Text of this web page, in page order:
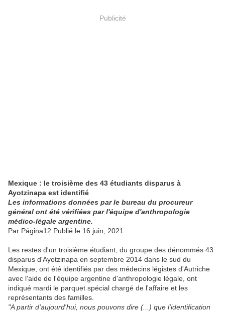
Publicité
Mexique : le troisième des 43 étudiants disparus à
Ayotzinapa est identifié
Les informations données par le bureau du procureur
général ont été vérifiées par l'équipe d'anthropologie
médico-légale argentine.
Par Página12 Publié le 16 juin, 2021
Les restes d'un troisième étudiant, du groupe des dénommés 43
disparus d'Ayotzinapa en septembre 2014 dans le sud du
Mexique, ont été identifiés par des médecins légistes d'Autriche
avec l'aide de l'équipe argentine d'anthropologie légale, ont
indiqué mardi le parquet spécial chargé de l'affaire et les
représentants des familles.
"A partir d'aujourd'hui, nous pouvons dire (...) que l'identification